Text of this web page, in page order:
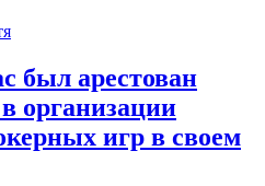
был арестован
организации
игр в своем